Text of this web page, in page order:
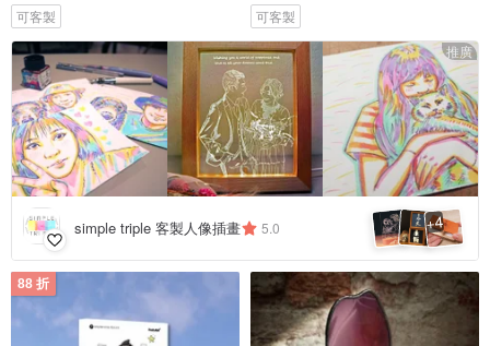
可客製
可客製
推廣
simple triple 客製人像插畫 5.0 +4
88 折